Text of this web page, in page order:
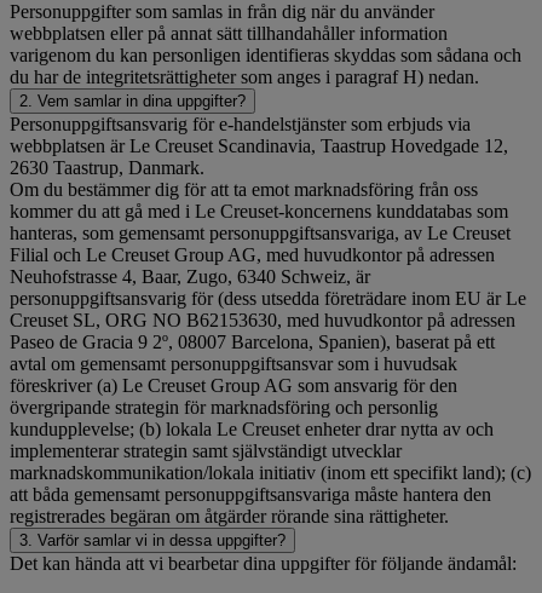
Personuppgifter som samlas in från dig när du använder
webbplatsen eller på annat sätt tillhandahåller information
varigenom du kan personligen identifieras skyddas som sådana och
du har de integritetsrättigheter som anges i paragraf H) nedan.
2. Vem samlar in dina uppgifter?
Personuppgiftsansvarig för e-handelstjänster som erbjuds via
webbplatsen är Le Creuset Scandinavia, Taastrup Hovedgade 12,
2630 Taastrup, Danmark.
Om du bestämmer dig för att ta emot marknadsföring från oss
kommer du att gå med i Le Creuset-koncernens kunddatabas som
hanteras, som gemensamt personuppgiftsansvariga, av Le Creuset
Filial och Le Creuset Group AG, med huvudkontor på adressen
Neuhofstrasse 4, Baar, Zugo, 6340 Schweiz, är
personuppgiftsansvarig för (dess utsedda företrädare inom EU är Le
Creuset SL, ORG NO B62153630, med huvudkontor på adressen
Paseo de Gracia 9 2º, 08007 Barcelona, Spanien), baserat på ett
avtal om gemensamt personuppgiftsansvar som i huvudsak
föreskriver (a) Le Creuset Group AG som ansvarig för den
övergripande strategin för marknadsföring och personlig
kundupplevelse; (b) lokala Le Creuset enheter drar nytta av och
implementerar strategin samt självständigt utvecklar
marknadskommunikation/lokala initiativ (inom ett specifikt land); (c)
att båda gemensamt personuppgiftsansvariga måste hantera den
registrerades begäran om åtgärder rörande sina rättigheter.
3. Varför samlar vi in dessa uppgifter?
Det kan hända att vi bearbetar dina uppgifter för följande ändamål: